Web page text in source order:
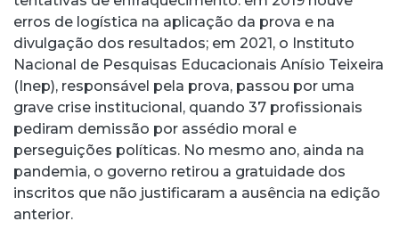
erros de logística na aplicação da prova e na
divulgação dos resultados; em 2021, o Instituto
Nacional de Pesquisas Educacionais Anísio Teixeira
(Inep), responsável pela prova, passou por uma
grave crise institucional, quando 37 profissionais
pediram demissão por assédio moral e
perseguições políticas. No mesmo ano, ainda na
pandemia, o governo retirou a gratuidade dos
inscritos que não justificaram a ausência na edição
anterior.